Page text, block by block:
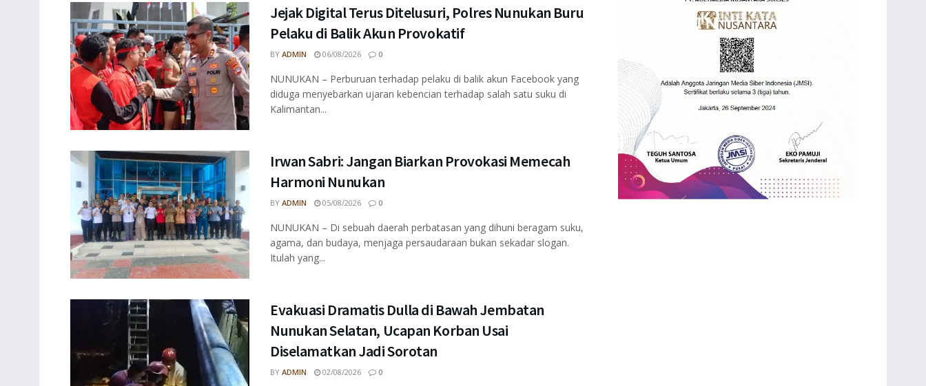
Jejak Digital Terus Ditelusuri, Polres Nunukan Buru
Pelaku di Balik Akun Provokatif
BY ADMIN 06/08/2026 0
NUNUKAN – Perburuan terhadap pelaku di balik akun Facebook yang
diduga menyebarkan ujaran kebencian terhadap salah satu suku di
Kalimantan...
Irwan Sabri: Jangan Biarkan Provokasi Memecah
Harmoni Nunukan
BY ADMIN 05/08/2026 0
NUNUKAN – Di sebuah daerah perbatasan yang dihuni beragam suku,
agama, dan budaya, menjaga persaudaraan bukan sekadar slogan.
Itulah yang...
Evakuasi Dramatis Dulla di Bawah Jembatan
Nunukan Selatan, Ucapan Korban Usai
Diselamatkan Jadi Sorotan
BY ADMIN 02/08/2026 0